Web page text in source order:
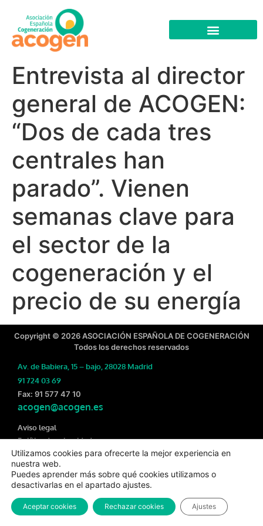
Entrevista al director
general de ACOGEN:
“Dos de cada tres
centrales han
parado”. Vienen
semanas clave para
el sector de la
cogeneración y el
precio de su energía
Copyright © 2026 ASOCIACIÓN ESPAÑOLA DE COGENERACIÓN
Todos los derechos reservados
Av. de Babiera, 15 – bajo, 28028 Madrid
91 724 03 69
Fax: 91 577 47 10
acogen@acogen.es
Aviso legal
Política de privacidad
Política de cookies
Utilizamos cookies para ofrecerte la mejor experiencia en
nuestra web.
Puedes aprender más sobre qué cookies utilizamos o
desactivarlas en el apartado ajustes.
Aceptar cookies Rechazar cookies Ajustes